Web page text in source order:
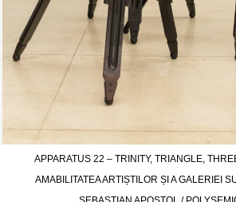
APPARATUS 22 – TRINITY, TRIANGLE,
AMABILITATEA ARTIȘTILOR ȘI A GALERIEI